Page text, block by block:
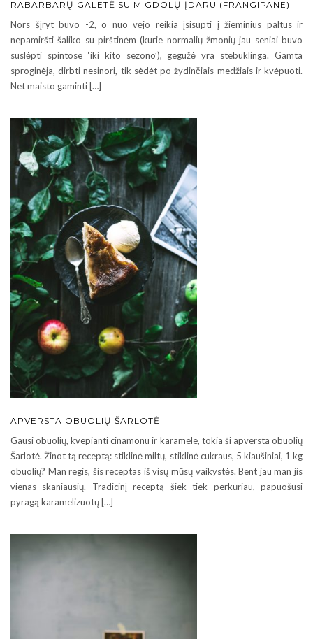
RABARBARŲ GALETĖ SU MIGDOLŲ ĮDARU (FRANGIPANE)
Nors šįryt buvo -2, o nuo vėjo reikia įsisupti į žieminius paltus ir
nepamiršti šaliko su pirštinėm (kurie normalių žmonių jau seniai buvo
suslėpti spintose ‘iki kito sezono’), gegužė yra stebuklinga. Gamta
sproginėja, dirbti nesinori, tik sėdėt po žydinčiais medžiais ir kvėpuoti.
Net maisto gaminti […]
APVERSTA OBUOLIŲ ŠARLOTĖ
Gausi obuolių, kvepianti cinamonu ir karamele, tokia ši apversta obuolių
Šarlotė. Žinot tą receptą: stiklinė miltų, stiklinė cukraus, 5 kiaušiniai, 1 kg
obuolių? Man regis, šis receptas iš visų mūsų vaikystės. Bent jau man jis
vienas skaniausių. Tradicinį receptą šiek tiek perkūriau, papuošusi
pyragą karamelizuotų […]